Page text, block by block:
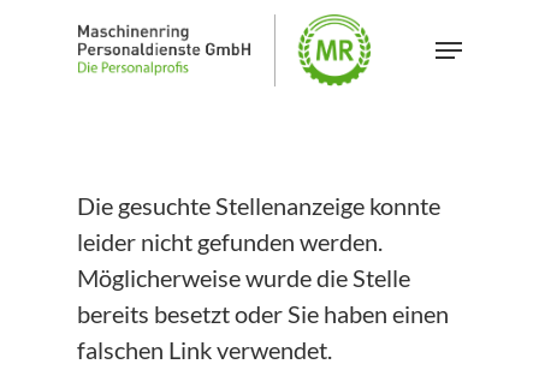
Menu
Die gesuchte Stellenanzeige konnte
leider nicht gefunden werden.
Möglicherweise wurde die Stelle
bereits besetzt oder Sie haben einen
falschen Link verwendet.